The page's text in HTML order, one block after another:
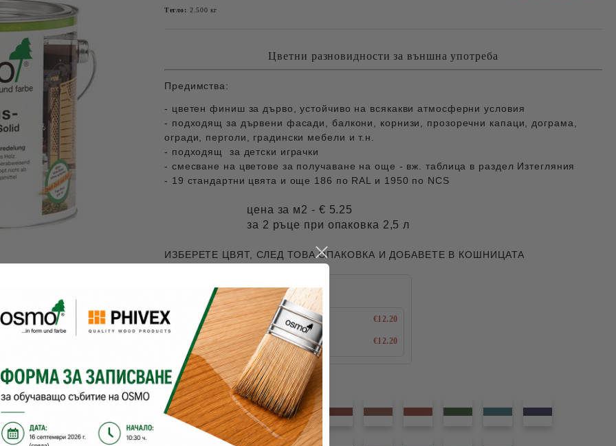
Тегло: 2.500 кг
Цветни разновидности за външна употреба
Предимства:
- цветен финиш за дърво, устойчиво на всякакви атмосферни условия
- подходящ за дървени фасади, балкони, корнизи, прозоречни капаци, дограма,
огради, перголи, градински мебели и т.н.
- подходящ за детски играчки
- смесване на цветове за получаване на още - вж. таблица в раздел Изтегляния
- 19 стандартни цвята и още 186 по RAL и 1950 по NCS
цена за м2 - € 5.25
за 2 ръце при опаковка 2,5 л
ИЗБЕРЕТЕ ЦВЯТ, СЛЕД ТОВА ОПАКОВКА И ДОБАВЕТЕ В КОШНИЦАТА
Ориентировъчни цени за доставка
До София на цена от
€12.20
Извън София на цена от
€12.20
цветове Д: